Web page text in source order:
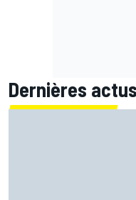
Dernières actus